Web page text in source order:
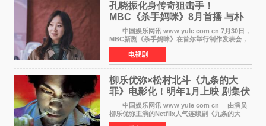
孔晓振化身传奇狙击手！
MBC《杀手妈咪》8月首播 与朴
恩斌展开收视对决
中国娱乐网讯 www yule com cn 7月30日，
MBC新剧《杀手妈咪》在首尔举行制作发表会，
主演孔晓振、郑准元、李相二、无真星、崔宇
成、李银泉等人一同出席，为新剧宣传造势。这
是孔晓振继《毛骨
电视剧
柳乐优弥×松村北斗《九条的大
罪》电影化！明年1月上映 剧集伏
笔将全面揭晓
中国娱乐网讯 www yule com cn 由演员
柳乐优弥主演的Netflix人气连续剧《九条的大
罪》正式宣布改编为电影，将于明年1月8日全国